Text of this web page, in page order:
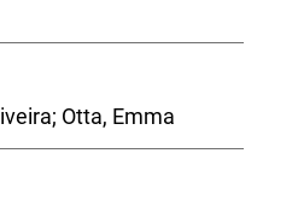
Otta, Emma